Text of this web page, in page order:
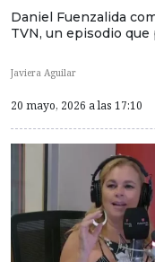
Daniel Fuenzalida
TVN, un episodio
Javiera Aguilar
20 mayo, 2026 a las 17:10